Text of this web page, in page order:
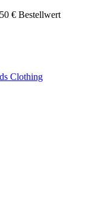
€ Bestellwert